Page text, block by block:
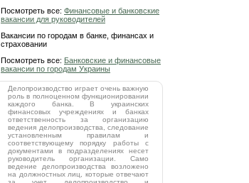
Посмотреть все: Финансовые и банковские
вакансии для руководителей
Вакансии по городам в банке, финансах и
страховании
Посмотреть все: Банковские и финансовые
вакансии по городам Украины
Делопроизводство играет очень важную
роль в полноценном функционировании
каждого банка. В украинских
финансовых учреждениях и банках
ответственность за организацию
ведения делопроизводства, следование
установленным правилам и
соответствующему порядку работы с
документами в подразделениях несет
руководитель организации. Само
ведение делопроизводства возложено
на должностных лиц, которые отвечают